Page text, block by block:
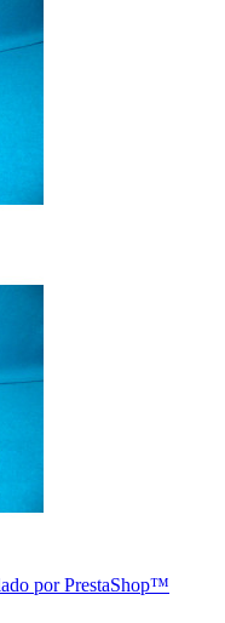
por PrestaShop™